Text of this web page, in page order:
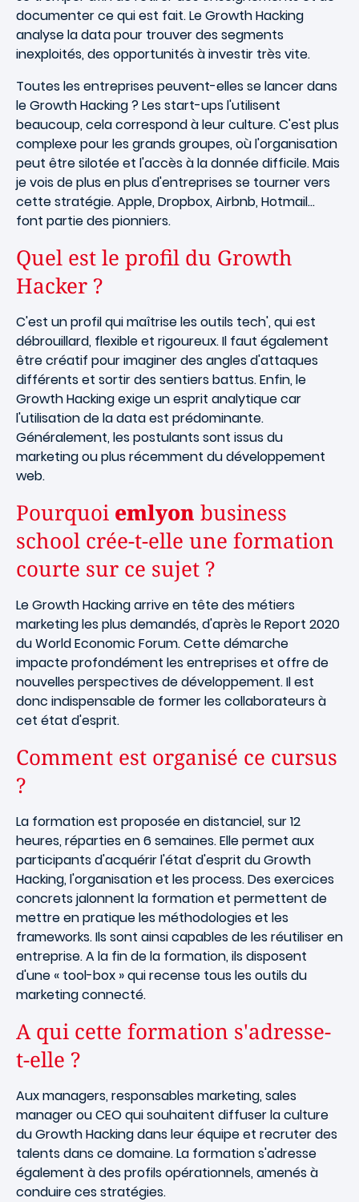
documenter ce qui est fait. Le Growth Hacking
analyse la data pour trouver des segments
inexploités, des opportunités à investir très vite.
Toutes les entreprises peuvent-elles se lancer dans
le Growth Hacking ? Les start-ups l'utilisent
beaucoup, cela correspond à leur culture. C'est plus
complexe pour les grands groupes, où l'organisation
peut être silotée et l'accès à la donnée difficile. Mais
je vois de plus en plus d'entreprises se tourner vers
cette stratégie. Apple, Dropbox, Airbnb, Hotmail…
font partie des pionniers.
Quel est le profil du Growth
Hacker ?
C'est un profil qui maîtrise les outils tech', qui est
débrouillard, flexible et rigoureux. Il faut également
être créatif pour imaginer des angles d'attaques
différents et sortir des sentiers battus. Enfin, le
Growth Hacking exige un esprit analytique car
l'utilisation de la data est prédominante.
Généralement, les postulants sont issus du
marketing ou plus récemment du développement
web.
Pourquoi emlyon business
school crée-t-elle une formation
courte sur ce sujet ?
Le Growth Hacking arrive en tête des métiers
marketing les plus demandés, d'après le Report 2020
du World Economic Forum. Cette démarche
impacte profondément les entreprises et offre de
nouvelles perspectives de développement. Il est
donc indispensable de former les collaborateurs à
cet état d'esprit.
Comment est organisé ce cursus
?
La formation est proposée en distanciel, sur 12
heures, réparties en 6 semaines. Elle permet aux
participants d'acquérir l'état d'esprit du Growth
Hacking, l'organisation et les process. Des exercices
concrets jalonnent la formation et permettent de
mettre en pratique les méthodologies et les
frameworks. Ils sont ainsi capables de les réutiliser en
entreprise. A la fin de la formation, ils disposent
d'une « tool-box » qui recense tous les outils du
marketing connecté.
A qui cette formation s'adresse-
t-elle ?
Aux managers, responsables marketing, sales
manager ou CEO qui souhaitent diffuser la culture
du Growth Hacking dans leur équipe et recruter des
talents dans ce domaine. La formation s'adresse
également à des profils opérationnels, amenés à
conduire ces stratégies.